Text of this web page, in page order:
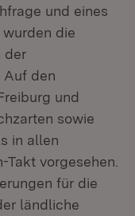
und eines
die
der
Auf den
und
sowie
in allen
vorgesehen.
für die
ländliche